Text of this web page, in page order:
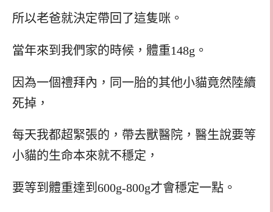
所以老爸就決定帶回了這隻咪。
當年來到我們家的時候，體重148g。
因為一個禮拜內，同一胎的其他小貓竟然陸續
死掉，
每天我都超緊張的，帶去獸醫院，醫生說要等
小貓的生命本來就不穩定，
要等到體重達到600g-800g才會穩定一點。